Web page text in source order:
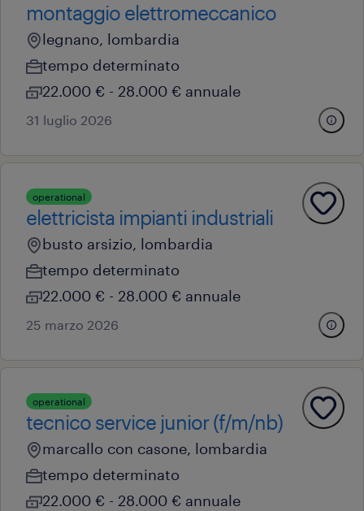
montaggio elettromeccanico
legnano, lombardia
tempo determinato
22.000 € - 28.000 € annuale
31 luglio 2026
operational
elettricista impianti industriali
busto arsizio, lombardia
tempo determinato
22.000 € - 28.000 € annuale
25 marzo 2026
operational
tecnico service junior (f/m/nb)
marcallo con casone, lombardia
tempo determinato
22.000 € - 28.000 € annuale